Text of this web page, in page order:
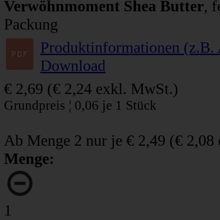
Verwöhnmoment Shea Butter,
Packung
Produktinformationen
Download
€ 2,69 (€ 2,24 exkl. MwSt.)
Grundpreis ¦ 0,06 je 1 Stück
Ab Menge 2 nur je € 2,49 (€ 2,08
Menge:
1